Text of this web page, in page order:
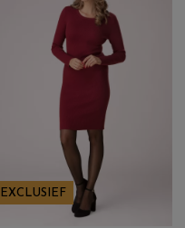
EXCLUSIEF